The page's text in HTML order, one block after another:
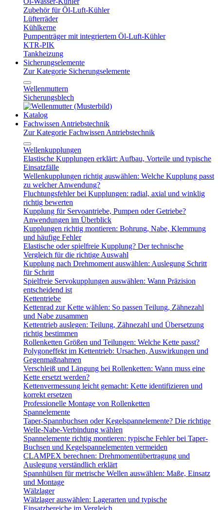
Zubehör für Öl-Luft-Kühler
Lüfterräder
Kühlkerne
Pumpenträger mit integriertem Öl-Luft-Kühler
KTR-PIK
Tankheizung
Sicherungselemente
Zur Kategorie Sicherungselemente
Wellenmuttern
Sicherungsblech
Katalog
Fachwissen Antriebstechnik
Zur Kategorie Fachwissen Antriebstechnik
Wellenkupplungen
Elastische Kupplungen erklärt: Aufbau, Vorteile und typische
Einsatzfälle
Wellenkupplungen richtig auswählen: Welche Kupplung passt
zu welcher Anwendung?
Fluchtungsfehler bei Kupplungen: radial, axial und winklig
richtig bewerten
Kupplung für Servoantriebe, Pumpen oder Getriebe?
Anwendungen im Überblick
Kupplungen richtig montieren: Bohrung, Nabe, Klemmung
und häufige Fehler
Elastische oder spielfreie Kupplung? Der technische
Vergleich für die richtige Auswahl
Kupplung nach Drehmoment auswählen: Auslegung Schritt
für Schritt
Spielfreie Servokupplungen auswählen: Wann Präzision
entscheidend ist
Kettentriebe
Kettenrad zur Kette wählen: So passen Teilung, Zähnezahl
und Nabe zusammen
Kettentrieb auslegen: Teilung, Zähnezahl und Übersetzung
richtig bestimmen
Rollenketten Größen und Teilungen: Welche Kette passt?
Polygoneffekt im Kettentrieb: Ursachen, Auswirkungen und
Gegenmaßnahmen
Verschleiß und Längung bei Rollenketten: Wann muss eine
Kette ersetzt werden?
Kettenvermessung leicht gemacht: Kette identifizieren und
korrekt ersetzen
Professionelle Montage von Rollenketten
Spannelemente
Taper-Spannbuchsen oder Kegelspannelemente? Die richtige
Welle-Nabe-Verbindung wählen
Spannelemente richtig montieren: typische Fehler bei Taper-
Buchsen und Kegelspannelementen vermeiden
CLAMPEX berechnen: Drehmomentübertragung und
Auslegung verständlich erklärt
Spannhülsen für metrische Wellen auswählen: Maße, Einsatz
und Montage
Wälzlager
Wälzlager auswählen: Lagerarten und typische
Einsatzbereiche im Vergleich